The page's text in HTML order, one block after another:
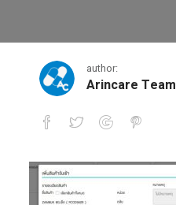
12 author:
Arincare Team
12